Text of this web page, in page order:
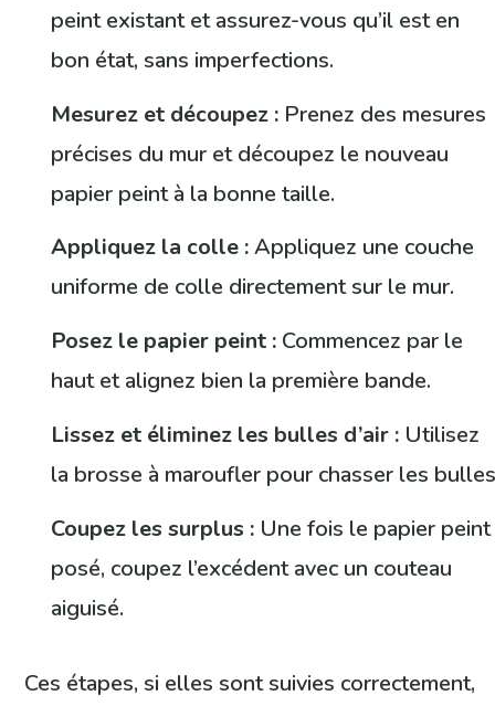
peint existant et assurez-vous qu’il est en
bon état, sans imperfections.
Mesurez et découpez : Prenez des mesures
précises du mur et découpez le nouveau
papier peint à la bonne taille.
Appliquez la colle :Appliquez une couche
uniforme de colle directement sur le mur.
Posez le papier peint : Commencez par le
haut et alignez bien la première bande.
Lissez et éliminez les bulles d’air : Utilisez
la brosse à maroufler pour chasser les
Coupez les surplus : Une fois le papier peint
posé, coupez l’excédent avec un couteau
aiguisé.
Ces étapes, si elles sont suivies correctement,